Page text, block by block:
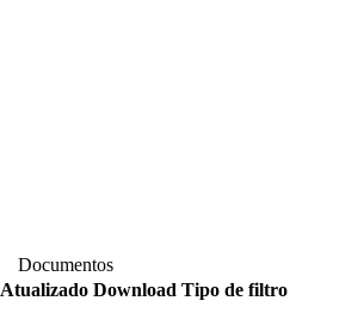
Documentos
Atualizado Download Tipo de filtro